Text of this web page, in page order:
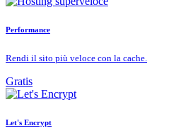
Performance
Rendi il sito più veloce con la cache.
Gratis
Let's Encrypt